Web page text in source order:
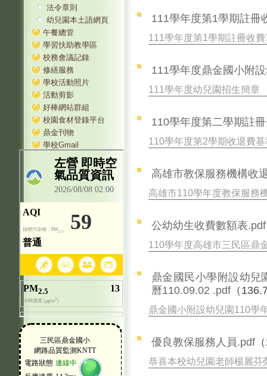
法令章則
幼兒園本土語網頁
午餐總管
學習扶助教學區
校務會議記錄
修繕服務
學校活動照片
活動剪影
好棒網站群組
校園食材登錄平台
鼎金刊物
學校Gmail
111學年度第1學期註冊
111學年度第1學期註冊收
111學年度鼎金國小附
111學年度幼兒園招生簡章
110學年度第二學期註
110學年度第2學期收退費
高雄市教保服務機構收
高雄市110學年度教保服務
公幼幼生收費數額表.pdf
110學年度高雄市三民區鼎
鼎金國民小學附設幼兒
曆110.09.02 .pdf （
鼎金國小附設幼兒園110學
優良教保服務人員.pdf
恭喜本校幼兒園老師楊麗